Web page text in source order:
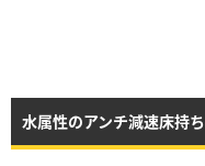
水属性のアンチ減速床持ち